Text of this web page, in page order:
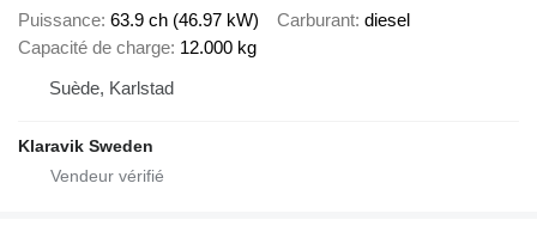
Puissance 63.9 ch (46.97 kW) Carburant diesel
Capacité de charge 12.000 kg
Suède, Karlstad
Klaravik Sweden